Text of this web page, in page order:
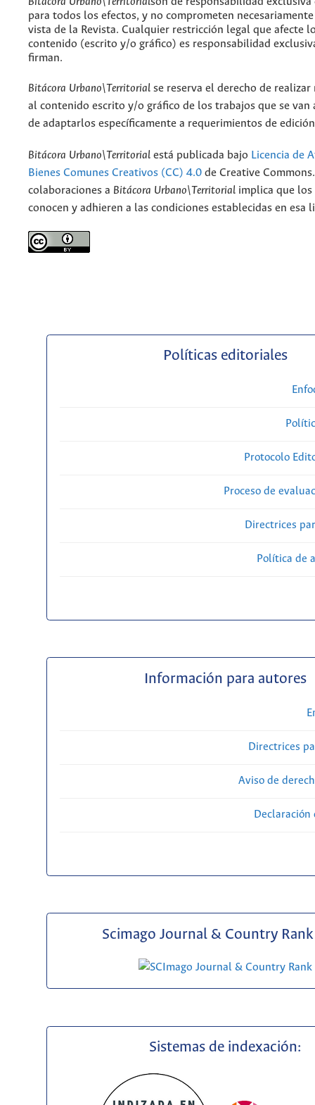
para todos los efectos, y no comprometen
vista de la Revista. Cualquier restricción legal que afecte
contenido (escrito y/o gráfico) es responsabilidad
firman.
Bitácora Urbano\Territorial se reserva el derecho de realizar
al contenido escrito y/o gráfico de los trabajos que se van
de adaptarlos específicamente a requerimientos de
Bitácora Urbano\Territorial está publicada bajo Licencia de
Bienes Comunes Creativos (CC) 4.0 de Creative
colaboraciones a Bitácora Urbano\Territorial implica que los
conocen y adhieren a las condiciones establecidas en esa
Políticas editoriales
Protocolo
Proceso de
Directrices
Política de
Información para autores
Directrices
Aviso de
Scimago Journal & Country Rank
Sistemas de indexación: